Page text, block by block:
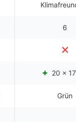
6
20 x
Grün